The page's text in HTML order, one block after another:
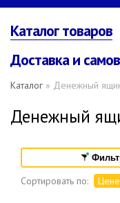
Каталог товаров
Доставка и
Каталог » Денежный
Денежный
Сортировать по: Цене